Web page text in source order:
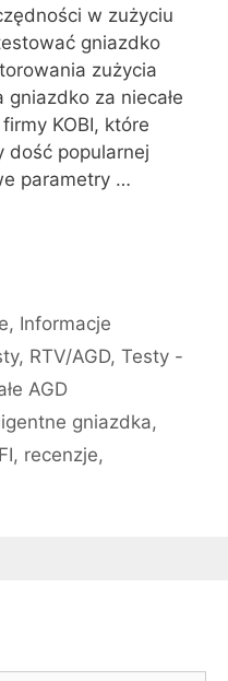
w zużyciu
gniazdko
zużycia
gniazdko za niecałe
KOBI, które
dość popularnej
parametry …
, Informacje
, RTV/AGD, Testy -
AGD
gniazdka,
, recenzje,